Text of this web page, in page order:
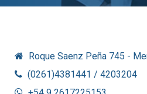
Roque Saenz Peña 745 -
(0261)4381441 / 4203204